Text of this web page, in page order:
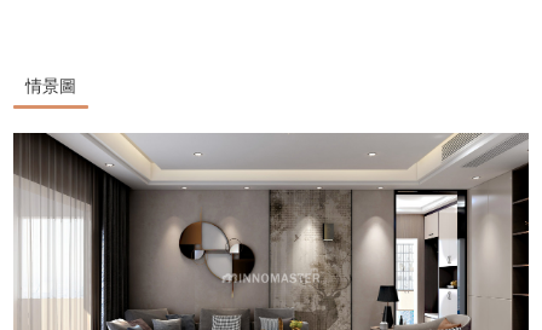
情景圖